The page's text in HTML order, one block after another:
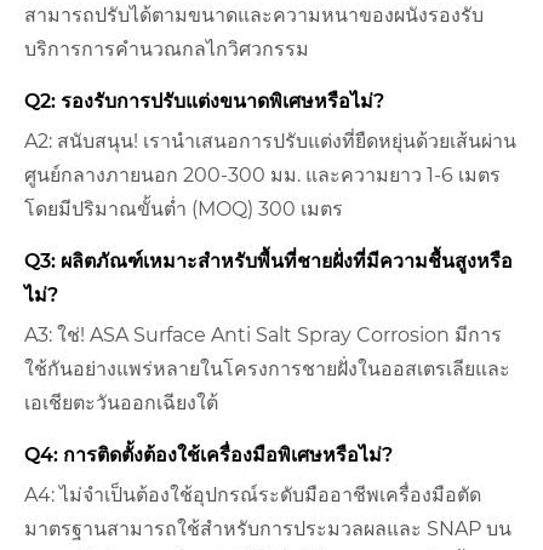
สามารถปรับได้ตามขนาดและความหนาของผนังรองรับ
บริการการคำนวณกลไกวิศวกรรม
Q2: รองรับการปรับแต่งขนาดพิเศษหรือไม่?
A2: สนับสนุน! เรานำเสนอการปรับแต่งที่ยืดหยุ่นด้วยเส้นผ่าน
ศูนย์กลางภายนอก 200-300 มม. และความยาว 1-6 เมตร
โดยมีปริมาณขั้นต่ำ (MOQ) 300 เมตร
Q3: ผลิตภัณฑ์เหมาะสำหรับพื้นที่ชายฝั่งที่มีความชื้นสูงหรือ
ไม่?
A3: ใช่! ASA Surface Anti Salt Spray Corrosion มีการ
ใช้กันอย่างแพร่หลายในโครงการชายฝั่งในออสเตรเลียและ
เอเชียตะวันออกเฉียงใต้
Q4: การติดตั้งต้องใช้เครื่องมือพิเศษหรือไม่?
A4: ไม่จำเป็นต้องใช้อุปกรณ์ระดับมืออาชีพเครื่องมือตัด
มาตรฐานสามารถใช้สำหรับการประมวลผลและ SNAP บน